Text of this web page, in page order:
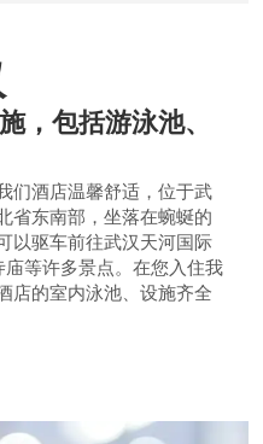
，包括游泳池、
们酒店温馨舒适，位于武
省东南部，坐落在蜿蜒的
以驱车前往武汉天河国际
等许多景点。在您入住我
店的室内泳池、设施齐全